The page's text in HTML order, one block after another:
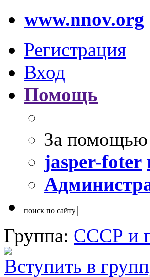
www.nnov.org
Регистрация
Вход
Помощь
За помощью
jasper-foter
поиск по сайту
Группа: СССР и
Вступить в